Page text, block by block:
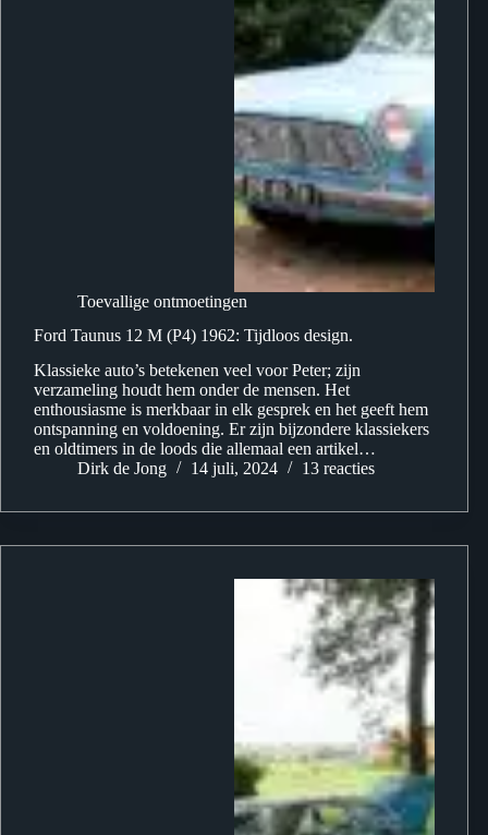
Toevallige ontmoetingen
Ford Taunus 12 M (P4) 1962: Tijdloos design.
Klassieke auto’s betekenen veel voor Peter; zijn
verzameling houdt hem onder de mensen. Het
enthousiasme is merkbaar in elk gesprek en het geeft hem
ontspanning en voldoening. Er zijn bijzondere klassiekers
en oldtimers in de loods die allemaal een artikel…
Dirk de Jong
14 juli, 2024 13 reacties